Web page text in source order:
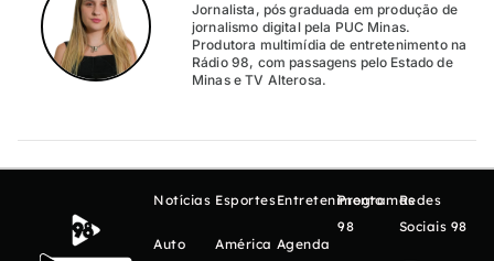
Jornalista, pós graduada em produção de
jornalismo digital pela PUC Minas.
Produtora multimídia de entretenimento na
Rádio 98, com passagens pelo Estado de
Minas e TV Alterosa.
Notícias
Auto
Esportes
América
Entretenimento
Agenda
Programas
98
Redes
Sociais 98